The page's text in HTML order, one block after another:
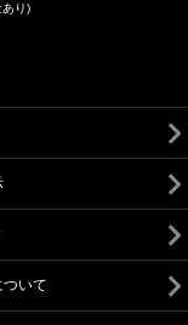
あり)
いて